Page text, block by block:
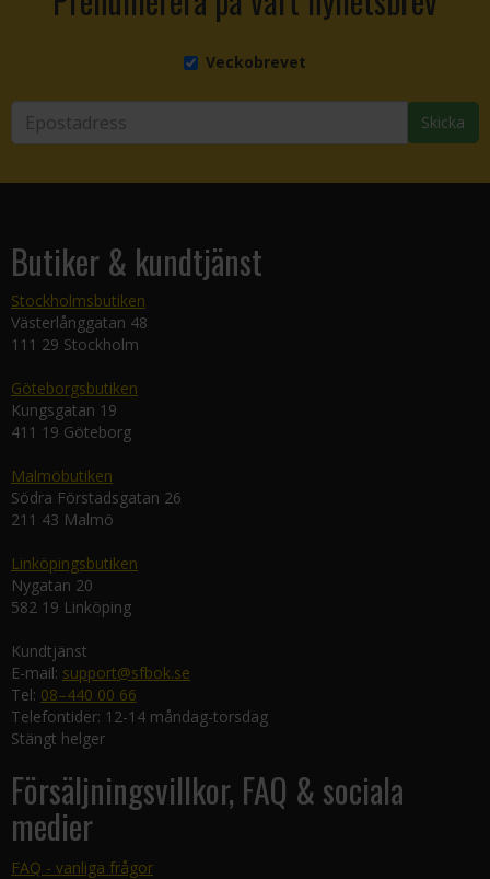
Veckobrevet
Skicka
Butiker & kundtjänst
Stockholmsbutiken
Västerlånggatan 48
111 29 Stockholm
Göteborgsbutiken
Kungsgatan 19
411 19 Göteborg
Malmöbutiken
Södra Förstadsgatan 26
211 43 Malmö
Linköpingsbutiken
Nygatan 20
582 19 Linköping
Kundtjänst
E-mail: support@sfbok.se
Tel: 08–440 00 66
Telefontider: 12-14 måndag-torsdag
Stängt helger
Försäljningsvillkor, FAQ & sociala
medier
FAQ - vanliga frågor